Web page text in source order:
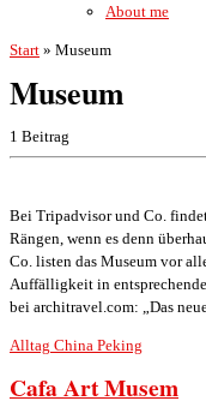
About me
Start » Museum
Museum
1 Beitrag
Bei Tripadvisor und Co.
Rängen, wenn es denn
Co. listen das Museum vor
Auffälligkeit in
bei architravel.com: „Das
Alltag China Peking
Cafa Art Musem